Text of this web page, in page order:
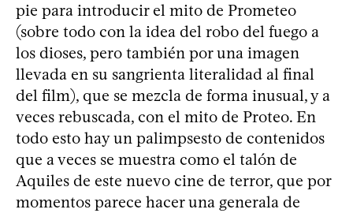
pie para introducir el mito de Prometeo
(sobre todo con la idea del robo del fuego a
los dioses, pero también por una imagen
llevada en su sangrienta literalidad al final
del film), que se mezcla de forma inusual, y a
veces rebuscada, con el mito de Proteo. En
todo esto hay un palimpsesto de contenidos
que a veces se muestra como el talón de
Aquiles de este nuevo cine de terror, que por
momentos parece hacer una generala de